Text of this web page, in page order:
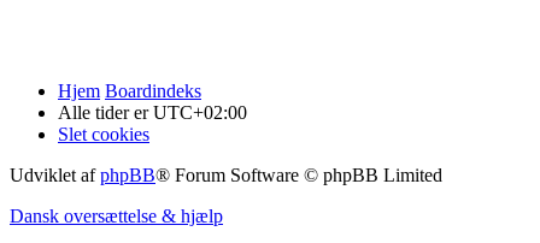
Hjem Boardindeks
Alle tider erUTC+02:00
Slet cookies
Udviklet afphpBB® Forum Software © phpBB Limited
Dansk oversættelse & hjælp